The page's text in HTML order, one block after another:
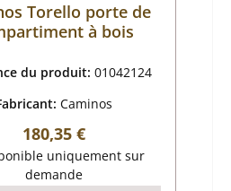
Torello porte de
à bois
du produit: 01042124
Caminos
Prix régulier :
180,35 €
uniquement sur
demande